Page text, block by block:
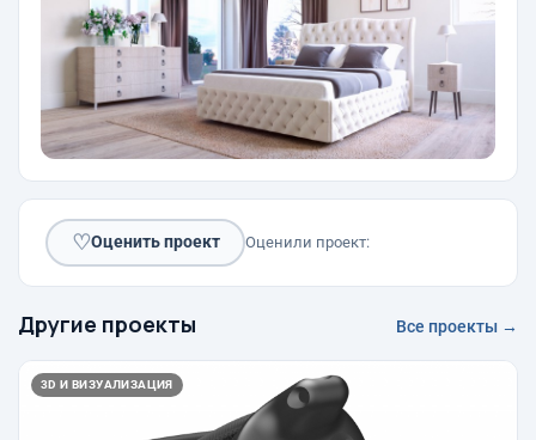
♡Оценить проект Оценили проект:
Другие проекты Все проекты →
3D И ВИЗУАЛИЗАЦИЯ